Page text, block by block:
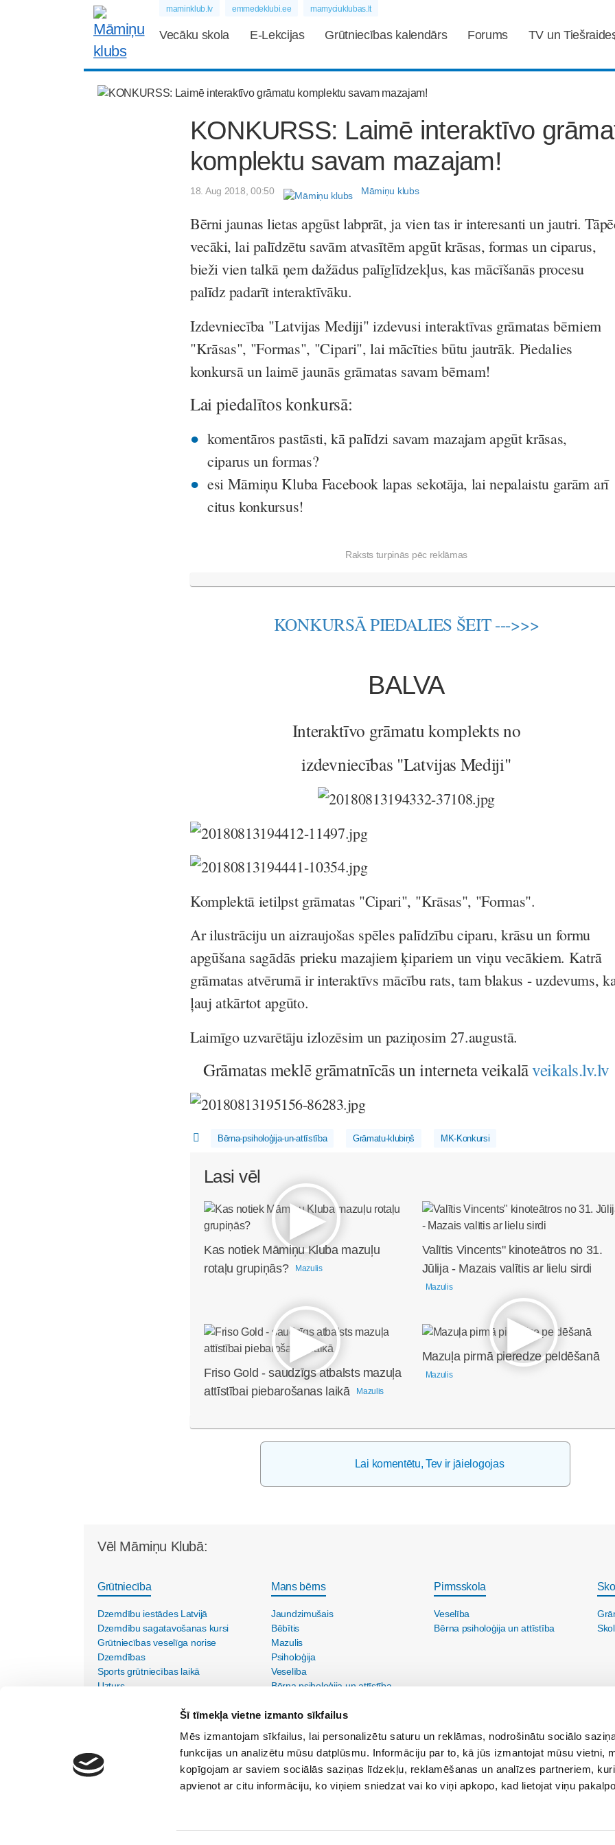
Šī tīmekļa vietne izmanto sīkfailus
Mēs izmantojam sīkfailus, lai personalizētu saturu un reklāmas, nodrošinātu sociālo
funkcijas un analizētu mūsu datplūsmu. Informāciju par to, kā jūs izmantojat mūsu vietni,
kopīgojam ar saviem sociālās saziņas līdzekļu, reklamēšanas un analīzes partneriem,
apvienot ar citu informāciju, ko viņiem sniedzat vai ko viņi apkopo, kad lietojat viņu
maminklub.lv emmedeklubi.ee mamyciuklubas.lt
Vecāku skola E-Lekcijas Grūtniecības kalendārs Forums TV un
KONKURSS: Laimē interaktīvo
komplektu savam mazajam!
18. Aug 2018, 00:50 Māmiņu klubs
Bērni jaunas lietas apgūst labprāt, ja vien tas ir interesanti un jautri.
vecāki, lai palīdzētu savām atvasītēm apgūt krāsas, formas un ciparus,
bieži vien talkā ņem dažādus palīglīdzekļus, kas mācīšanās procesu
palīdz padarīt interaktīvāku.
Izdevniecība "Latvijas Mediji" izdevusi interaktīvas grāmatas bērniem
"Krāsas", "Formas", "Cipari", lai mācīties būtu jautrāk. Piedalies
konkursā un laimē jaunās grāmatas savam bērnam!
Lai piedalītos konkursā:
komentāros pastāsti, kā palīdzi savam mazajam apgūt krāsas,
ciparus un formas?
esi Māmiņu Kluba Facebook lapas sekotāja, lai nepalaistu garām arī
citus konkursus!
Raksts turpinās pēc reklāmas
KONKURSĀ PIEDALIES ŠEIT --->>>
BALVA
Interaktīvo grāmatu komplekts no
izdevniecības "Latvijas Mediji"
Komplektā ietilpst grāmatas "Cipari", "Krāsas", "Formas".
Ar ilustrāciju un aizraujošas spēles palīdzību ciparu, krāsu un formu
apgūšana sagādās prieku mazajiem ķipariem un viņu vecākiem. Katrā
grāmatas atvērumā ir interaktīvs mācību rats, tam blakus - uzdevums,
ļauj atkārtot apgūto.
Laimīgo uzvarētāju izlozēsim un paziņosim 27.augustā.
Grāmatas meklē grāmatnīcās un interneta veikalāveikals.lv.lv
Bērna-psiholoģija-un-attīstība Grāmatu-klubiņš MK-Konkursi
Lasi vēl
Kas notiek Māmiņu Kluba mazuļu
rotaļu grupiņās?
Mazulis
Valītis Vincents" kinoteātros no 31.
Jūlija - Mazais valītis ar lielu sirdi
Mazulis
Friso Gold - saudzīgs atbalsts mazuļa
attīstībai piebarošanas laikā
Mazulis
Mazuļa pirmā pieredze peldēšanā
Mazulis
Lai komentētu, Tev ir jāielogojas
Vēl Māmiņu Klubā:
Grūtniecība
Dzemdību iestādes Latvijā
Dzemdību sagatavošanas kursi
Grūtniecības veselīga norise
Dzemdības
Sports grūtniecības laikā
Uzturs
Mans bērns
Jaundzimušais
Bēbītis
Mazulis
Psiholoģija
Veselība
Bērna psiholoģija un attīstība
Pirmsskola
Veselība
Bērna psiholoģija un attīstība
SIA "Lietišķās kreativitātes grupa"